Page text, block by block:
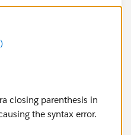
closing parenthesis in
the syntax error.